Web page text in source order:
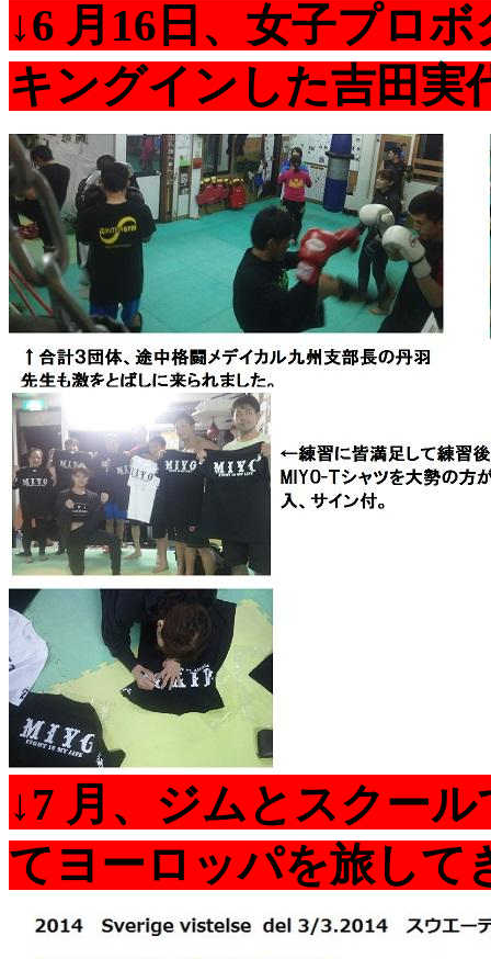
↓6 月16日、女子プロ
キングインした吉田実
↓7 月、ジムとスクー
てヨーロッパを旅して